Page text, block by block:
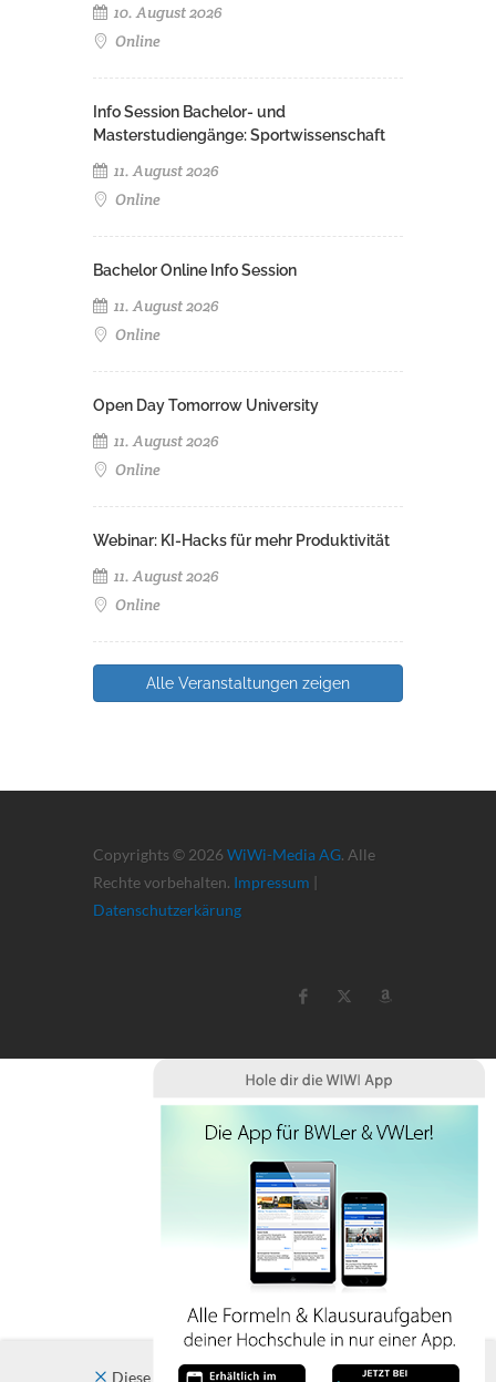
10. August 2026
Online
Info Session Bachelor- und
Masterstudiengänge: Sportwissenschaft
11. August 2026
Online
Bachelor Online Info Session
11. August 2026
Online
Open Day Tomorrow University
11. August 2026
Online
Webinar: KI-Hacks für mehr Produktivität
11. August 2026
Online
Alle Veranstaltungen zeigen
Copyrights © 2026 WiWi-Media AG. Alle
Rechte vorbehalten. Impressum |
Datenschutzerkärung
Diese Website verwendet Cookies. Indem